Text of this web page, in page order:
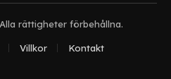
rättigheter förbehållna.
Villkor Kontakt